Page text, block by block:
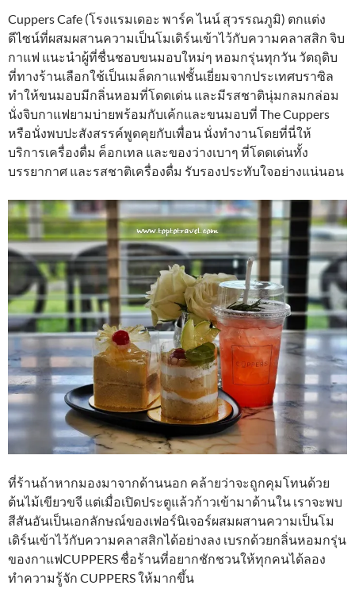
Cuppers Cafe (โรงแรมเดอะ พาร์ค ไนน์ สุวรรณภูมิ) ตกแต่ง
ดีไซน์ที่ผสมผสานความเป็นโมเดิร์นเข้าไว้กับความคลาสสิก จิบ
กาแฟ แนะนำผู้ที่ชื่นชอบขนมอบใหม่ๆ หอมกรุ่นทุกวัน วัตถุดิบ
ที่ทางร้านเลือกใช้เป็นเมล็ดกาแฟชั้นเยี่ยมจากประเทศบราซิล
ทำให้ขนมอบมีกลิ่นหอมที่โดดเด่น และมีรสชาตินุ่มกลมกล่อม
นั่งจิบกาแฟยามบ่ายพร้อมกับเค้กและขนมอบที่ The Cuppers
หรือนั่งพบปะสังสรรค์พูดคุยกับเพื่อน นั่งทำงานโดยที่นี่ให้
บริการเครื่องดื่ม ค็อกเทล และของว่างเบาๆ ที่โดดเด่นทั้ง
บรรยากาศ และรสชาติเครื่องดื่ม รับรองประทับใจอย่างแน่นอน
ที่ร้านถ้าหากมองมาจากด้านนอก คล้ายว่าจะถูกคุมโทนด้วย
ต้นไม้เขียวขจี แต่เมื่อเปิดประตูแล้วก้าวเข้ามาด้านใน เราจะพบ
สีสันอันเป็นเอกลักษณ์ของเฟอร์นิเจอร์ผสมผสานความเป็นโม
เดิร์นเข้าไว้กับความคลาสสิกได้อย่างลง เบรกด้วยกลิ่นหอมกรุ่น
ของกาแฟCUPPERS ชื่อร้านที่อยากชักชวนให้ทุกคนได้ลอง
ทำความรู้จัก CUPPERS ให้มากขึ้น